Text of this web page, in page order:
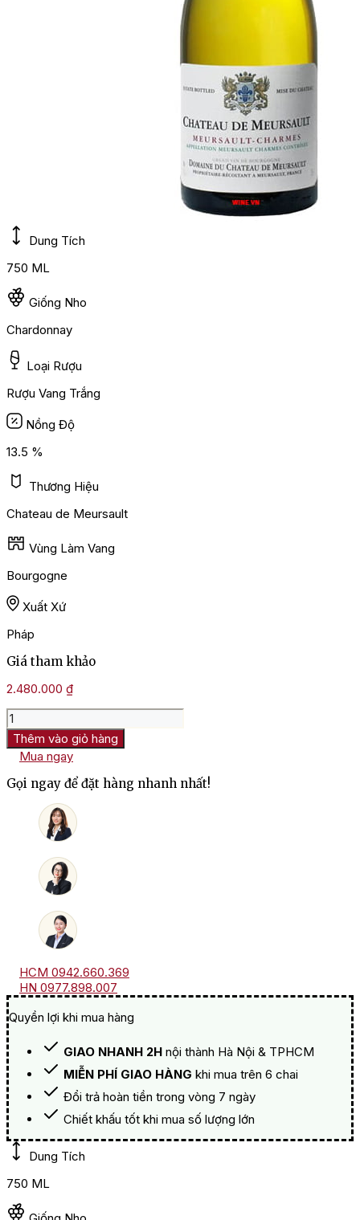
Dung Tích
750 ML
Giống Nho
Chardonnay
Loại Rượu
Rượu Vang Trắng
Nồng Độ
13.5 %
Thương Hiệu
Chateau de Meursault
Vùng Làm Vang
Bourgogne
Xuất Xứ
Pháp
Giá tham khảo
2.480.000 ₫
Rượu
Vang
Chateau
De
Meursault
Meursault
Charmes
Thêm vào giỏ hàng
Mua ngay
Gọi ngay để đặt hàng nhanh nhất!
HCM 0942.660.369
HN 0977.898.007
Quyền lợi khi mua hàng
GIAO NHANH 2H nội thành Hà Nội & TPHCM
MIỄN PHÍ GIAO HÀNG khi mua trên 6 chai
Đổi trả hoàn tiền trong vòng 7 ngày
Chiết khấu tốt khi mua số lượng lớn
Dung Tích
750 ML